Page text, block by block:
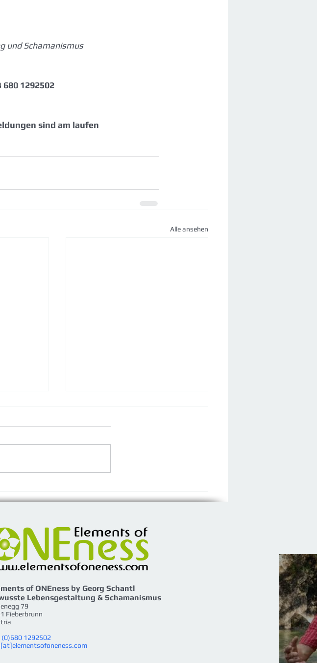
und Schamanismus
680 1292502
sind am laufen
Alle ansehen
- November
of ONEness by Georg Schantl
Lebensgestaltung & Schamanismus
79
Fieberbrunn
(0)680 1292502